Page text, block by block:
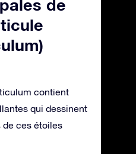
de
contient
qui dessinent
de ces étoiles